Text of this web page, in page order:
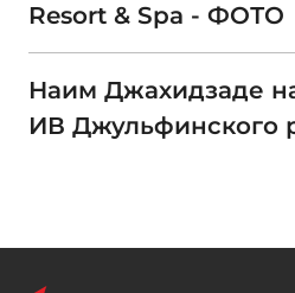
Resort & Spa - ФОТО
Наим Джахидзаде
ИВ Джульфинского